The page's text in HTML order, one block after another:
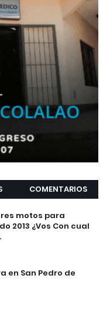
COMENTARIOS
motos para
2013 ¿Vos Con cual
en San Pedro de